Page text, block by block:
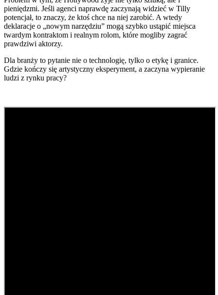
pieniędzmi. Jeśli agenci naprawdę zaczynają widzieć w Tilly
potencjał, to znaczy, że ktoś chce na niej zarobić. A wtedy
deklaracje o „nowym narzędziu” mogą szybko ustąpić miejsca
twardym kontraktom i realnym rolom, które mogliby zagrać
prawdziwi aktorzy.
Dla branży to pytanie nie o technologię, tylko o etykę i granice.
Gdzie kończy się artystyczny eksperyment, a zaczyna wypieranie
ludzi z rynku pracy?